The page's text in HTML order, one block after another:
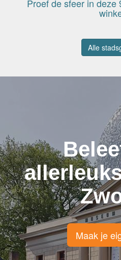
Proef de sfeer in deze
Alle
Maak je